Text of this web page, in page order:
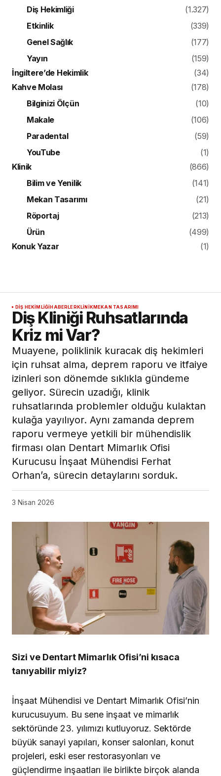
Diş Hekimliği
(1.327)
Etkinlik
(339)
Genel Sağlık
(177)
Yayın
(159)
İngiltere’de Hekimlik
(34)
Kahve Molası
(178)
Bilginizi Ölçün
(10)
Makale
(106)
Paradental
(59)
YouTube
(1)
Klinik
(866)
Bilim ve Yenilik
(141)
Mekan Tasarımı
(21)
Röportaj
(213)
Ürün
(499)
Konuk Yazar
(1)
DIŞ HEKIMLIĞIHABERLERKLINIKMEKAN TASARIMI
Diş Kliniği Ruhsatlarında
Kriz mi Var?
Muayene, poliklinik kuracak diş hekimleri
için ruhsat alma, deprem raporu ve itfaiye
izinleri son dönemde sıklıkla gündeme
geliyor. Sürecin uzadığı, klinik
ruhsatlarında problemler olduğu kulaktan
kulağa yayılıyor. Aynı zamanda deprem
raporu vermeye yetkili bir mühendislik
firması olan Dentart Mimarlık Ofisi
Kurucusu İnşaat Mühendisi Ferhat
Orhan’a, sürecin detaylarını sorduk.
3 Nisan 2026
Sizi ve Dentart Mimarlık Ofisi’ni kısaca
tanıyabilir miyiz?
İnşaat Mühendisi ve Dentart Mimarlık Ofisi’nin
kurucusuyum. Bu sene inşaat ve mimarlık
sektöründe 23. yılımızı kutluyoruz. Sektörde
büyük sanayi yapıları, konser salonları, konut
projeleri, eski eser restorasyonları ve
güçlendirme inşaatları ile birlikte birçok alanda